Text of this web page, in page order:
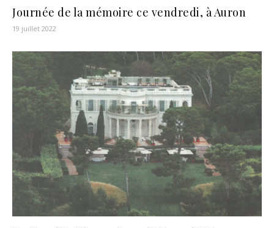
Journée de la mémoire ce vendredi, à Auron
19 juillet 2022